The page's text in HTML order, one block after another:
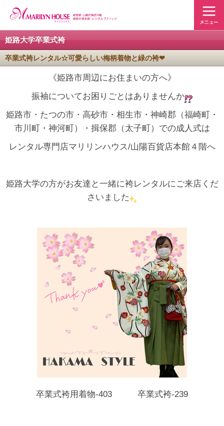
姫路大学卒業式袴
卒業式袴レンタル☆可愛らしい梅柄着物と緑の袴❤
《姫路市周辺にお住まいの方へ》
振袖についてお困りごとはありませんか
姫路市・たつの市・高砂市・相生市・神崎郡（福崎町・
市川町・神河町）・揖保郡（太子町）での成人式は
レンタル専門店マリリンハウス/山陽百貨店本館４階へ
姫路大学の方がお友達と一緒に袴レンタルにご来店くだ
さいました
卒業式袴用着物‐403 卒業式袴‐239